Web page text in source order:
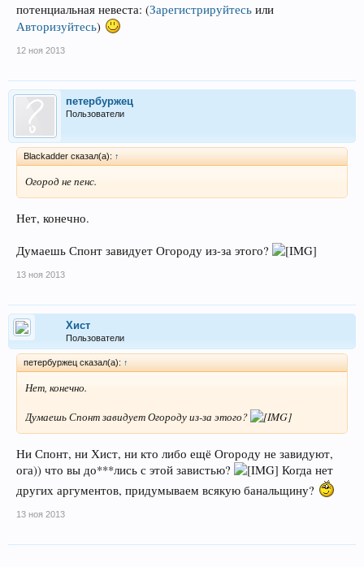
потенциальная невеста: (Зарегистрируйтесь или
Авторизуйтесь)
12 ноя 2013
петербуржец
Пользователи
Blackadder сказал(а): ↑
Огород не пенс.
Нет, конечно.
Думаешь Спонт завидует Огороду из-за этого?
13 ноя 2013
Хист
Пользователи
петербуржец сказал(а): ↑
Нет, конечно.
Думаешь Спонт завидует Огороду из-за этого?
Ни Спонт, ни Хист, ни кто либо ещё Огороду не завидуют,
ога)) что вы до***лись с этой завистью?
Когда нет
других аргументов, придумываем всякую банальщину?
13 ноя 2013